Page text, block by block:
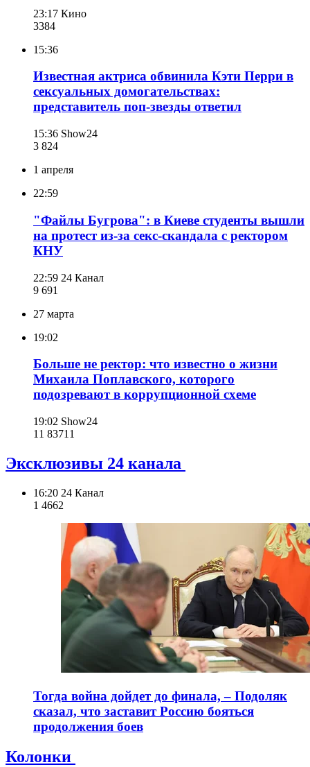
23:17 Кино
3384
15:36
Известная актриса обвинила Кэти Перри в
сексуальных домогательствах:
представитель поп-звезды ответил
15:36 Show24
3 824
1 апреля
22:59
"Файлы Бугрова": в Киеве студенты вышли
на протест из-за секс-скандала с ректором
КНУ
22:59 24 Канал
9 691
27 марта
19:02
Больше не ректор: что известно о жизни
Михаила Поплавского, которого
подозревают в коррупционной схеме
19:02 Show24
11 83711
Эксклюзивы 24 канала
16:20 24 Канал
1 4662
Тогда война дойдет до финала, – Подоляк
сказал, что заставит Россию бояться
продолжения боев
Колонки